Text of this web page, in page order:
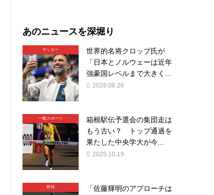
あのニュースを深堀り
サッカー
世界的名将クロップ氏が
「日本とノルウェーは近年
強豪国レベルまで大きく...
2026.06.26
一般スポーツ
箱根駅伝予選会の集団走は
もう古い？ トップ通過を
果たした中央学大が今...
2025.10.19
野球
「佐藤輝明のアプローチは